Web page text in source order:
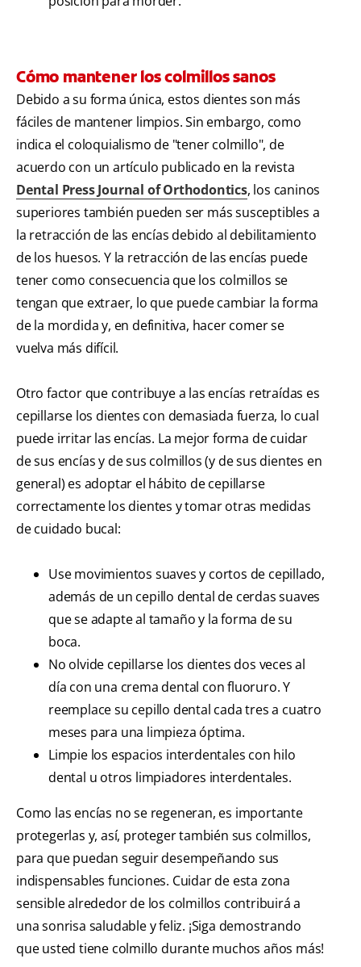
Cómo mantener los colmillos sanos
Debido a su forma única, estos dientes son más
fáciles de mantener limpios. Sin embargo, como
indica el coloquialismo de "tener colmillo", de
acuerdo con un artículo publicado en la revista
Dental Press Journal of Orthodontics, los caninos
superiores también pueden ser más susceptibles a
la retracción de las encías debido al debilitamiento
de los huesos. Y la retracción de las encías puede
tener como consecuencia que los colmillos se
tengan que extraer, lo que puede cambiar la forma
de la mordida y, en definitiva, hacer comer se
vuelva más difícil.
Otro factor que contribuye a las encías retraídas es
cepillarse los dientes con demasiada fuerza, lo cual
puede irritar las encías. La mejor forma de cuidar
de sus encías y de sus colmillos (y de sus dientes en
general) es adoptar el hábito de cepillarse
correctamente los dientes y tomar otras medidas
de cuidado bucal:
Use movimientos suaves y cortos de cepillado,
además de un cepillo dental de cerdas suaves
que se adapte al tamaño y la forma de su
boca.
No olvide cepillarse los dientes dos veces al
día con una crema dental con fluoruro. Y
reemplace su cepillo dental cada tres a cuatro
meses para una limpieza óptima.
Limpie los espacios interdentales con hilo
dental u otros limpiadores interdentales.
Como las encías no se regeneran, es importante
protegerlas y, así, proteger también sus colmillos,
para que puedan seguir desempeñando sus
indispensables funciones. Cuidar de esta zona
sensible alrededor de los colmillos contribuirá a
una sonrisa saludable y feliz. ¡Siga demostrando
que usted tiene colmillo durante muchos años más!